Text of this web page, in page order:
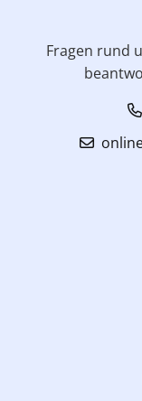
Fragen rund